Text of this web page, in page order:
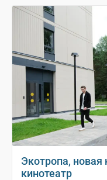
Экотропа,
кинотеатр